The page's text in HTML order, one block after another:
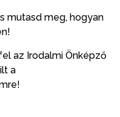
mutasd meg, hogyan
az Irodalmi Önképző
a